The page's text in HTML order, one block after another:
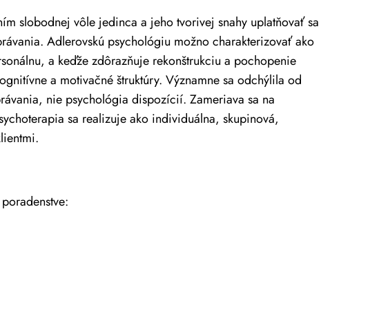
slobodnej vôle jedinca a jeho tvorivej snahy uplatňovať sa
Adlerovskú psychológiu možno charakterizovať ako
a keďže zdôrazňuje rekonštrukciu a pochopenie
a motivačné štruktúry. Významne sa odchýlila od
nie psychológia dispozícií. Zameriava sa na
sa realizuje ako individuálna, skupinová,